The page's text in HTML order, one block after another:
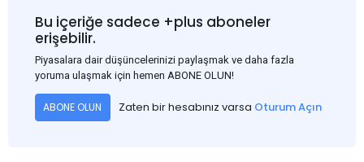
and rural construction projects is expected to provide support
to the market despite seasonal disruptions caused by heavy
rainfall.
Bu içeriğe sadece +plus aboneler
erişebilir.
Piyasalara dair düşüncelerinizi paylaşmak ve daha fazla
yoruma ulaşmak için hemen ABONE OLUN!
ABONE OLUN Zaten bir hesabınız varsa Oturum Açın